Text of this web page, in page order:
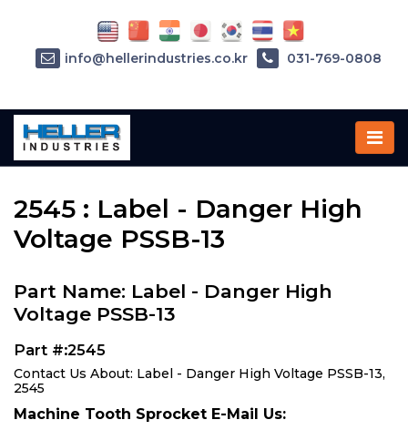
Home»Parts»2545
2545 : Label - Danger High
Voltage PSSB-13
Part Name: Label - Danger High
Voltage PSSB-13
Part #:2545
Contact Us About: Label - Danger High Voltage PSSB-13,
2545
Machine Tooth Sprocket E-Mail Us:
info@hellerindustries.co.kr 031-769-0808